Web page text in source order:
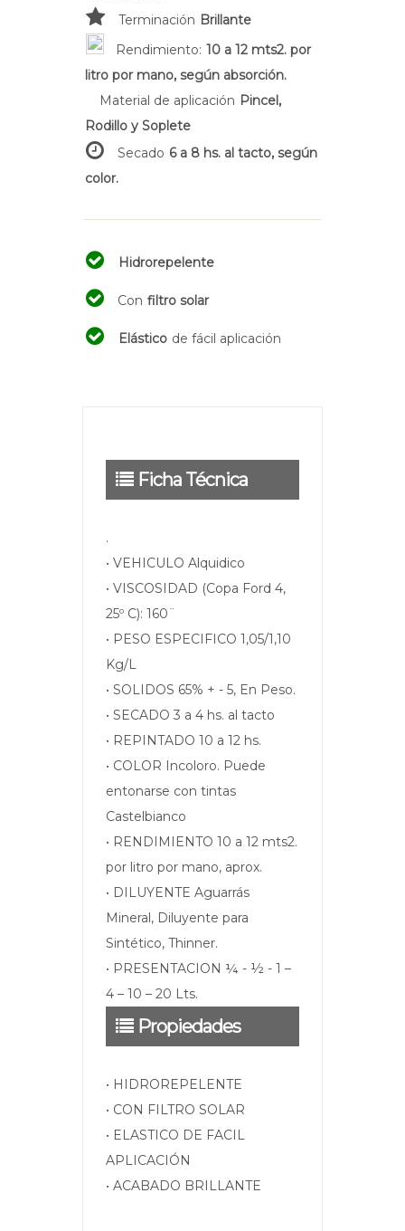
Terminación Brillante
Rendimiento: 10 a 12 mts2. por
litro por mano, según absorción.
Material de aplicación Pincel,
Rodillo y Soplete
Secado 6 a 8 hs. al tacto, según
color.
Hidrorepelente
Con filtro solar
Elástico de fácil aplicación
Ficha Técnica
.
• VEHICULO Alquidico
• VISCOSIDAD (Copa Ford 4,
25º C): 160¨
• PESO ESPECIFICO 1,05/1,10
Kg/L
• SOLIDOS 65% + - 5, En Peso.
• SECADO 3 a 4 hs. al tacto
• REPINTADO 10 a 12 hs.
• COLOR Incoloro. Puede
entonarse con tintas
Castelbianco
• RENDIMIENTO 10 a 12 mts2.
por litro por mano, aprox.
• DILUYENTE Aguarrás
Mineral, Diluyente para
Sintético, Thinner.
• PRESENTACION ¼ - ½ - 1 –
4 – 10 – 20 Lts.
Propiedades
• HIDROREPELENTE
• CON FILTRO SOLAR
• ELASTICO DE FACIL
APLICACIÓN
• ACABADO BRILLANTE